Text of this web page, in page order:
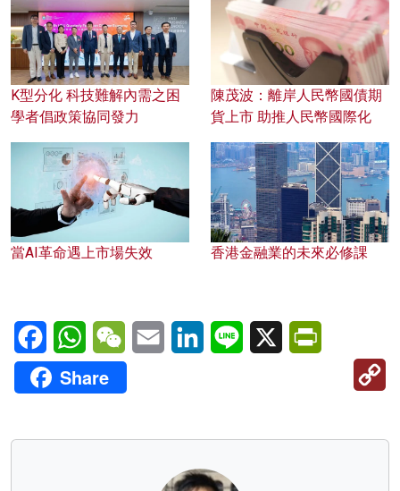
K型分化 科技難解內需之困
學者倡政策協同發力
陳茂波：離岸人民幣國債期
貨上市 助推人民幣國際化
當AI革命遇上市場失效 香港金融業的未來必修課
FacebookWhatsAppWeChatEmail LinkedInLine X
Share